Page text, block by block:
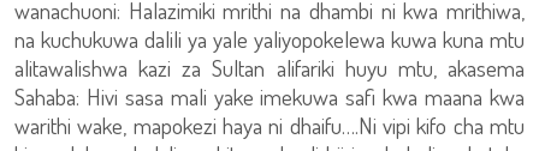
wanachuoni: Halazimiki mrithi na dhambi ni kwa mrithiwa,
na kuchukuwa dalili ya yale yaliyopokelewa kuwa kuna mtu
alitawalishwa kazi za Sultan alifariki huyu mtu, akasema
Sahaba: Hivi sasa mali yake imekuwa safi kwa maana kwa
warithi wake, mapokezi haya ni dhaifu….Ni vipi kifo cha mtu